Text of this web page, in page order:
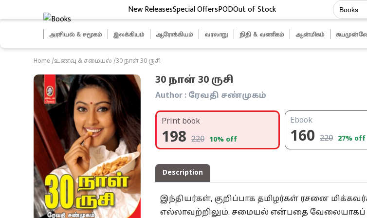
New ReleasesSpecial OffersPODOut of Stock
அரசியல் & சமூகம் இலக்கியம் ஆரோக்கியம் வரலாறு நிதி & வணிகம் ஆன்மிகம்
Home /உணவு & சமையல் /30 நாள் 30 ருசி
30 நாள் 30 ருசி
Author : ரேவதி சண்முகம்
Print book
198 220 10% off
Ebook
160 220 27% off
Description
இந்தியர்கள், குறிப்பாக தமிழர்கள் ரசனை
எல்லாவற்றிலும். சமையல் என்பதை வேலையாகப்